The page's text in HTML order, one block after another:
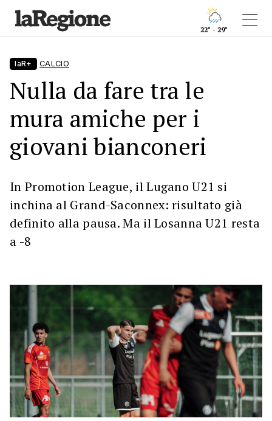
22° - 29°
laR+ CALCIO
Nulla da fare tra le
mura amiche per i
giovani bianconeri
In Promotion League, il Lugano U21 si
inchina al Grand-Saconnex: risultato già
definito alla pausa. Ma il Losanna U21 resta
a -8